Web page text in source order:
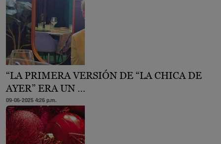
“LA PRIMERA VERSIÓN DE “LA CHICA DE
AYER” ERA UN …
09-06-2025 4:26 p.m.